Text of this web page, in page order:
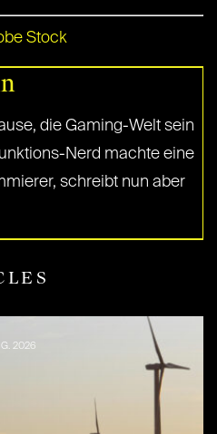
Stock
die Gaming-Welt sein
Nerd machte eine
schreibt nun aber
2026